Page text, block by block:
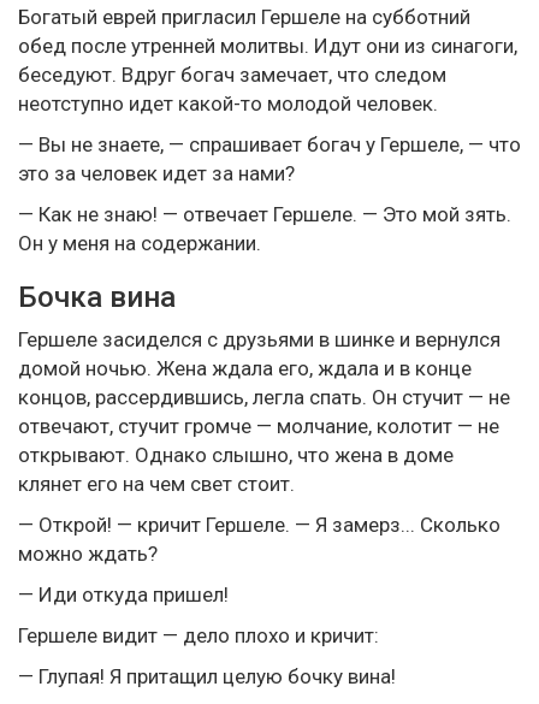
Богатый еврей пригласил Гершеле на субботний
обед после утренней молитвы. Идут они из синагоги,
беседуют. Вдруг богач замечает, что следом
неотступно идет какой-то молодой человек.
— Вы не знаете, — спрашивает богач у Гершеле, — что
это за человек идет за нами?
— Как не знаю! — отвечает Гершеле. — Это мой зять.
Он у меня на содержании.
Бочка вина
Гершеле засиделся с друзьями в шинке и вернулся
домой ночью. Жена ждала его, ждала и в конце
концов, рассердившись, легла спать. Он стучит — не
отвечают, стучит громче — молчание, колотит — не
открывают. Однако слышно, что жена в доме
клянет его на чем свет стоит.
— Открой! — кричит Гершеле. — Я замерз... Сколько
можно ждать?
— Иди откуда пришел!
Гершеле видит — дело плохо и кричит:
— Глупая! Я притащил целую бочку вина!